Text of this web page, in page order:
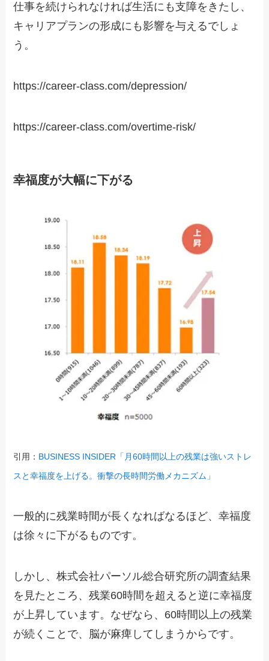
仕事を続けられなければ生活にも支障をきたし、
キャリアプランの形成にも影響を与えるでしょ
う。
https://career-class.com/depression/
https://career-class.com/overtime-risk/
幸福度が大幅に下がる
引用： BUSINESS INSIDER「月60時間以上の残業は強いストレ
スと幸福度を上げる。衝撃の長時間労働メカニズム」
一般的に残業時間が長くなればなるほど、幸福度
は徐々に下がるものです。
しかし、株式会社パーソル総合研究所の調査結果
を見たところ、残業60時間を超えると逆に幸福度
が上昇しています。なぜなら、60時間以上の残業
が続くことで、脳が麻痺してしまうからです。